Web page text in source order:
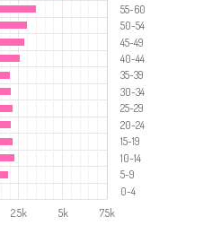
0-4
5-9
10-14
15-19
20-24
25-29
30-34
35-39
40-44
45-49
50-54
55-60
2.5k 5k 7.5k